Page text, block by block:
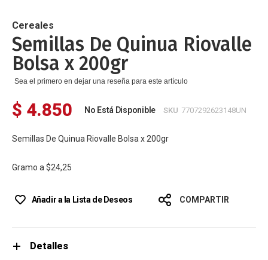
de
la
galería
de
imágenes
Cereales
Semillas De Quinua Riovalle
Bolsa x 200gr
Sea el primero en dejar una reseña para este artículo
$ 4.850 No Está Disponible SKU 7707292623148UN
Semillas De Quinua Riovalle Bolsa x 200gr
Gramo a $24,25
Añadir a la Lista de Deseos COMPARTIR
Detalles